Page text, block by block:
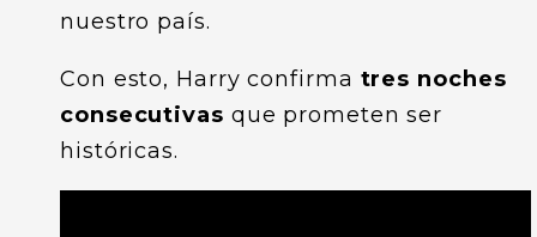
nuestro país.
Con esto, Harry confirma tres noches
consecutivas que prometen ser
históricas.